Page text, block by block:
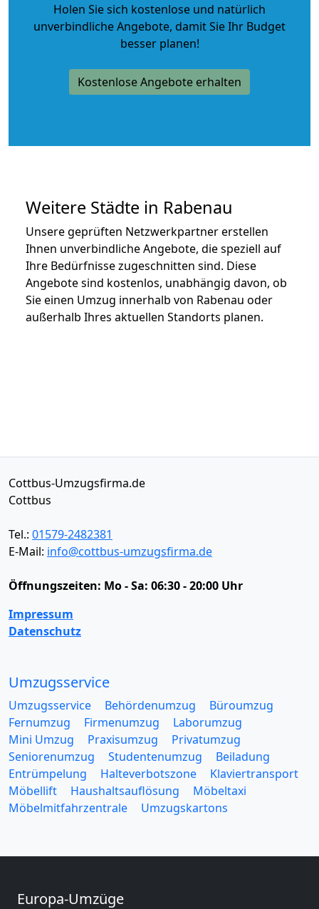
Holen Sie sich kostenlose und natürlich
unverbindliche Angebote, damit Sie Ihr Budget
besser planen!
Kostenlose Angebote erhalten
Weitere Städte in Rabenau
Unsere geprüften Netzwerkpartner erstellen
Ihnen unverbindliche Angebote, die speziell auf
Ihre Bedürfnisse zugeschnitten sind. Diese
Angebote sind kostenlos, unabhängig davon, ob
Sie einen Umzug innerhalb von Rabenau oder
außerhalb Ihres aktuellen Standorts planen.
Cottbus-Umzugsfirma.de
Cottbus
Tel.: 01579-2482381
E-Mail: info@cottbus-umzugsfirma.de
Öffnungszeiten: Mo - Sa: 06:30 - 20:00 Uhr
Impressum
Datenschutz
Umzugsservice
Umzugsservice Behördenumzug
Büroumzug
Fernumzug
Firmenumzug
Laborumzug
Mini Umzug
Praxisumzug
Privatumzug
Seniorenumzug
Studentenumzug
Beiladung
Entrümpelung
Halteverbotszone
Klaviertransport
Möbellift
Haushaltsauflösung
Möbeltaxi
Möbelmitfahrzentrale
Umzugskartons
Europa-Umzüge